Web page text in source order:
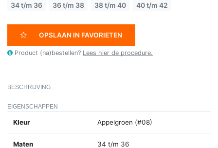
34 t/m 36 36 t/m 38 38 t/m 40 40 t/m 42
OPSLAAN IN FAVORIETEN
Product (na)bestellen? Lees hier de procedure.
BESCHRIJVING
EIGENSCHAPPEN
Kleur Appelgroen (#08)
Maten
34 t/m 36